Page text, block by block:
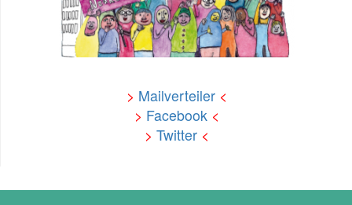
> Mailverteiler <
> Facebook <
> Twitter <